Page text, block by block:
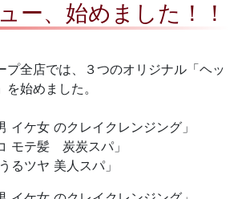
ー、始めました！！
プ全店では、３つのオリジナル「ヘッ
を始めました。
ケ女 のクレイクレンジング」
モテ髪 炭炭スパ」
ツヤ 美人スパ」